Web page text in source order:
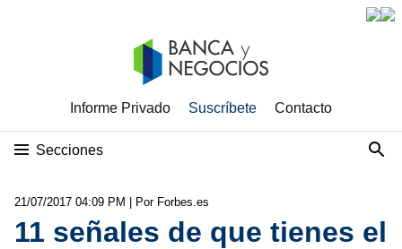
Informe Privado Suscríbete Contacto
Secciones
21/07/2017 04:09 PM | Por Forbes.es
11 señales de que tienes el